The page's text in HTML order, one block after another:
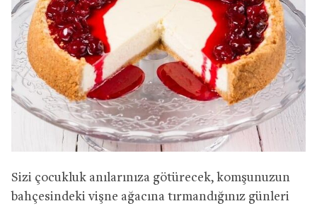
Sizi çocukluk anılarınıza götürecek, komşunuzun
bahçesindeki vişne ağacına tırmandığınız günleri